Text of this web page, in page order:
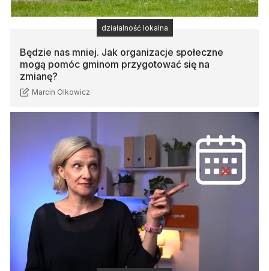
działalność lokalna
Będzie nas mniej. Jak organizacje społeczne
mogą pomóc gminom przygotować się na
zmianę?
Marcin Olkowicz